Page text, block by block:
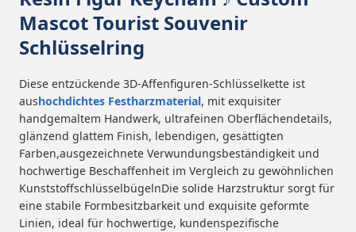
Mascot Tourist Souvenir
Schlüsselring
Diese entzückende 3D-Affenfiguren-Schlüsselkette ist
aushochdichtes Festharzmaterial, mit exquisiter
handgemaltem Handwerk, ultrafeinen Oberflächendetails,
glänzend glattem Finish, lebendigen, gesättigten
Farben,ausgezeichnete Verwundungsbeständigkeit und
hochwertige Beschaffenheit im Vergleich zu gewöhnlichen
KunststoffschlüsselbügelnDie solide Harzstruktur sorgt für
eine stabile Formbesitzbarkeit und exquisite geformte
Linien, ideal für hochwertige, kundenspezifische